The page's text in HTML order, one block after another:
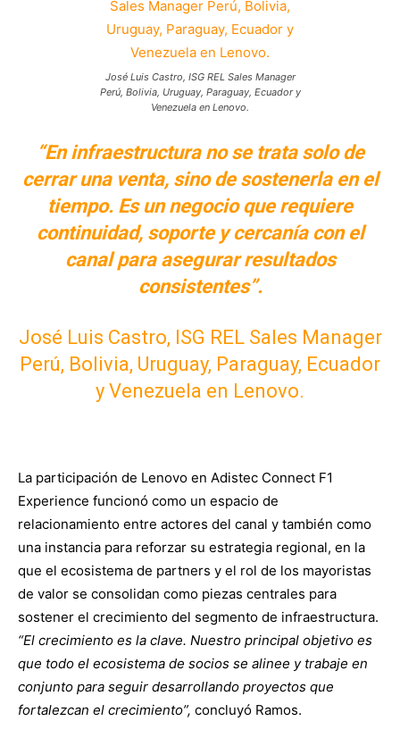
José Luis Castro, ISG REL Sales Manager
Perú, Bolivia, Uruguay, Paraguay, Ecuador y
Venezuela en Lenovo.
“En infraestructura no se trata solo de
cerrar una venta, sino de sostenerla en el
tiempo. Es un negocio que requiere
continuidad, soporte y cercanía con el
canal para asegurar resultados
consistentes”.
José Luis Castro, ISG REL Sales Manager
Perú, Bolivia, Uruguay, Paraguay, Ecuador
y Venezuela en Lenovo.
La participación de Lenovo en Adistec Connect F1
Experience funcionó como un espacio de
relacionamiento entre actores del canal y también como
una instancia para reforzar su estrategia regional, en la
que el ecosistema de partners y el rol de los mayoristas
de valor se consolidan como piezas centrales para
sostener el crecimiento del segmento de infraestructura.
“El crecimiento es la clave. Nuestro principal objetivo es
que todo el ecosistema de socios se alinee y trabaje en
conjunto para seguir desarrollando proyectos que
fortalezcan el crecimiento”, concluyó Ramos.